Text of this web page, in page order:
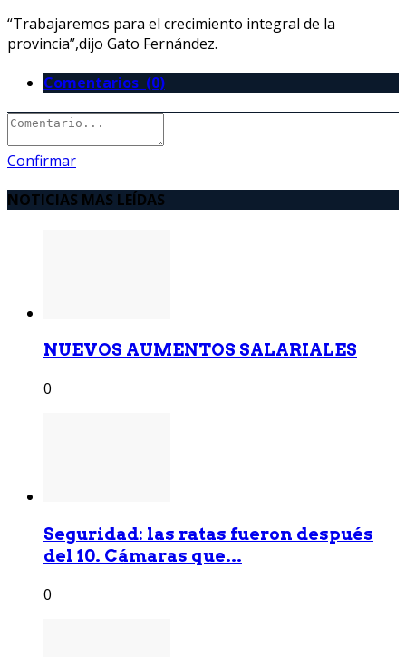
“Trabajaremos para el crecimiento integral de la
provincia”,dijo Gato Fernández.
Comentarios (0)
Confirmar
NOTICIAS MAS LEÍDAS
NUEVOS AUMENTOS SALARIALES
0
Seguridad: las ratas fueron después
del 10. Cámaras que...
0